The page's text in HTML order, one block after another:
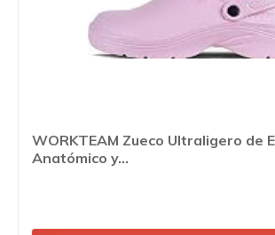
WORKTEAM Zueco Ultraligero de
Anatómico y...